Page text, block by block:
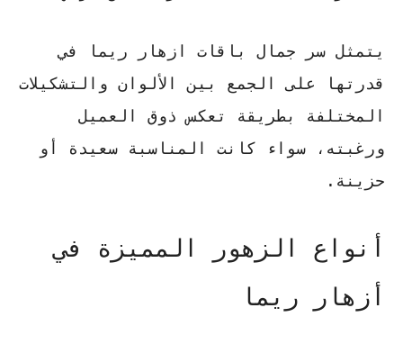
يتمثل سر جمال باقات ازهار ريما
في
قدرتها على الجمع بين الألوان والتشكيلات
المختلفة بطريقة تعكس ذوق العميل
ورغبته، سواء كانت المناسبة سعيدة أو
حزينة.
أنواع الزهور المميزة في
أزهار ريما